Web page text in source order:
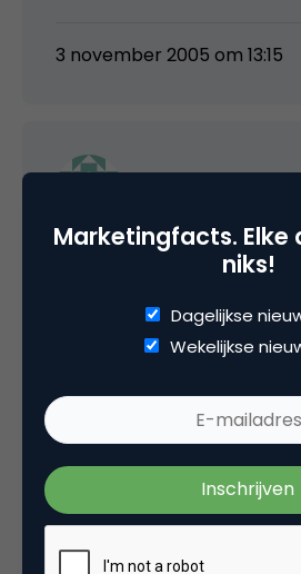
3 november 2005 om 13:15
Het publiek weet het niet,
bij dit publiek.
Cobouw en Ag warm te
feeds: ze begrijpen het nut er
VillaMedia.nl gelukkig wel, en
feeds van hun site dan ook
Een rss-feed beschouw ik in
Marketingfacts. Elke
niks!
Dagelijkse
Wekelijkse